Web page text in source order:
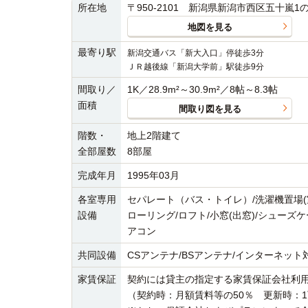
所在地 〒950-2101 新潟県新潟市西区五十嵐1
地図を見る
最寄り駅
新潟交通バス「新大入口」停徒歩3分
ＪＲ越後線「新潟大学前」駅徒歩9分
間取り／
面積
1K／28.9m²～30.9m²／8帖～8.3帖
間取り図を見る
階数・
全部屋数
地上2階建て
8部屋
完成年月 1995年03月
各室専用
設備
セパレート（バス・トイレ）/洗濯機置
ローリング/ロフト/小窓(出窓)/シューズ
アコン
共同設備 CSアンテナ/BSアンテナ/インターネッ
家賃保証
契約には貸主の指定する家賃保証会社利
（契約時：月額賃料等の50％ 更新時：